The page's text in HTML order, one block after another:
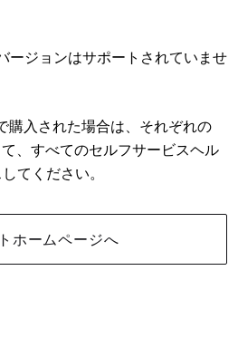
ージョンはサポートされていませ
購入された場合は、それぞれの
、すべてのセルフサービスヘル
てください。
ホームページへ